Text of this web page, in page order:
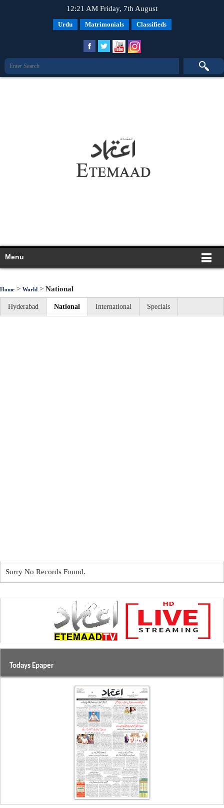
12:21 AM Friday, 7th August
Urdu Matrimonials Classifieds
Menu
Home > World > National
Hyderabad National International Specials
Sorry No Records Found.
Todays Epaper